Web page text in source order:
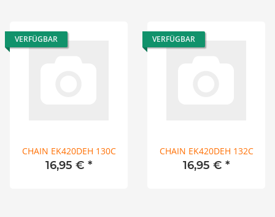
VERFÜGBAR
CHAIN EK420DEH 130C
16,95 € *
VERFÜGBAR
CHAIN EK420DEH 132C
16,95 € *